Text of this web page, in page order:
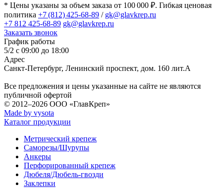
* Цены указаны за объем заказа от 100 000 ₽. Гибкая ценовая
политика +7 (812) 425-68-89 / gk@glavkrep.ru
+7 812 425-68-89 gk@glavkrep.ru
Заказать звонок
График работы
5/2 с 09:00 до 18:00
Адрес
Санкт-Петербург, Ленинский проспект, дом. 160 лит.А
Все предложения и цены указанные на сайте не являются
публичной офертой
© 2012–2026 ООО «ГлавКреп»
Made by vysota
Каталог продукции
Метрический крепеж
Саморезы/Шурупы
Анкеры
Перфорированный крепеж
Дюбеля/Дюбель-гвозди
Заклепки